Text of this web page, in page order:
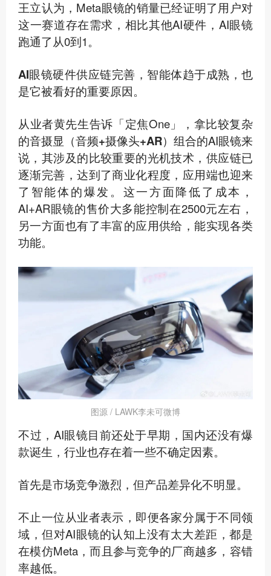
王立认为，Meta眼镜的销量已经证明了用户对
这一赛道存在需求，相比其他AI硬件，AI眼镜
跑通了从0到1。
AI眼镜硬件供应链完善，智能体趋于成熟 ，也
是它被看好的重要原因。
从业者黄先生告诉「定焦One」，拿比较复杂
的音摄显（音频+摄像头+AR）组合的AI眼镜来
说，其涉及的比较重要的光机技术，供应链已
逐渐完善，达到了商业化程度，应用端也迎来
了智能体的爆发。这一方面降低了成本，
AI+AR眼镜的售价大多能控制在2500元左右，
另一方面也有了丰富的应用供给，能实现各类
功能。
图源 / LAWK李未可微博
不过，AI眼镜目前还处于早期，国内还没有爆
款诞生，行业也存在着一些不确定因素。
首先是市场竞争激烈，但产品差异化不明显。
不止一位从业者表示，即便各家分属于不同领
域，但对AI眼镜的认知上没有太大差距，都是
在模仿Meta，而且参与竞争的厂商越多，容错
率越低。